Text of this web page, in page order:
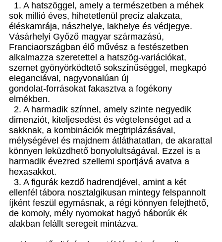
1. A hatszöggel, amely a természetben a méhek
sok millió éves, hihetetlenül precíz alakzata,
éléskamrája, nászhelye, lakhelye és védjegye.
Vásárhelyi Győző magyar származású,
Franciaországban élő művész a festészetben
alkalmazza szeretettel a hatszög-variációkat,
szemet gyönyörködtető sokszínűséggel, megkapó
eleganciával, nagyvonalúan új
gondolat-forrásokat fakasztva a fogékony
elmékben.
2. A harmadik színnel, amely szinte negyedik
dimenziót, kiteljesedést és végtelenséget ad a
sakknak, a kombinációk megtriplázásával,
mélységével és majdnem átláthatatlan, de akarattal
könnyen leküzdhető bonyolultságával. Ezzel is a
harmadik évezred szellemi sportjává avatva a
hexasakkot.
3. A figurák kezdő hadrendjével, amint a két
ellenfél tábora nosztalgikusan mintegy felspannolt
íjként feszül egymásnak, a régi könnyen felejthető,
de komoly, mély nyomokat hagyó háborúk ék
alakban felállt seregeit mintázva.